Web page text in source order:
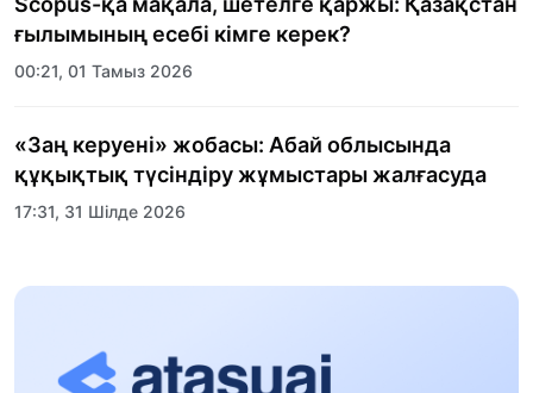
ғылымының есебі кімге керек?
00:21, 01 Тамыз 2026
«Заң керуені» жобасы: Абай облысында
құқықтық түсіндіру жұмыстары жалғасуда
17:31, 31 Шілде 2026
Халықаралық «Формула-1 H2O» жарысын
13:13, 30 Шілде 2026